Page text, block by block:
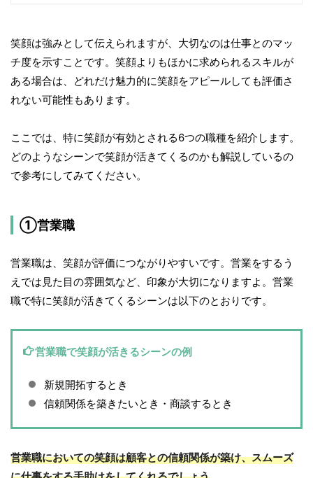
笑顔は強みとして伝えられますが、大切なのは仕事とのマッ
チ度を示すことです。笑顔よりもほかに求められるスキルが
ある場合は、どれだけ魅力的に笑顔をアピールしても評価さ
れない可能性もあります。
ここでは、特に笑顔が有効とされる6つの職種を紹介します。
どのようなシーンで笑顔が活きてくるのかも解説しているの
で参考にしてみてください。
①営業職
営業職は、笑顔が評価につながりやすいです。営業をするう
えでは見た目の雰囲気など、印象が大切になりますよ。営業
職で特に笑顔が活きてくるシーンは以下のとおりです。
営業職で笑顔が活きるシーンの例
新規開拓するとき
信頼関係を築きたいとき・商談するとき
営業職においての笑顔は顧客との信頼関係が築け、スムーズ